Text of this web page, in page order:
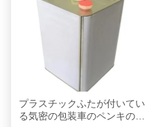
プラスチックふたが付いてい
る気密の包装車のペンキのブ